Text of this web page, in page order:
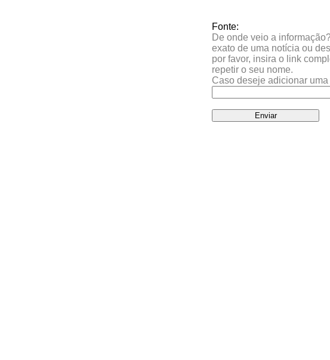
Fonte:
De onde veio a
exato de uma notícia ou
por favor, insira o link
repetir o seu nome.
Caso deseje adicionar